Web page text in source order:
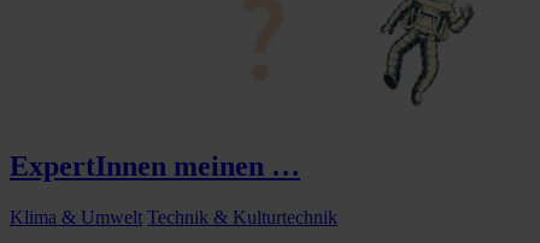
ExpertInnen meinen …
Klima & Umwelt Technik & Kulturtechnik